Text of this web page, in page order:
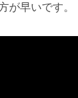
が早いです。